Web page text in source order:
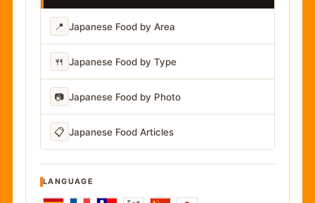
📍 Japanese Food by Area
🍴 Japanese Food by Type
📷 Japanese Food by Photo
📋 Japanese Food Articles
LANGUAGE